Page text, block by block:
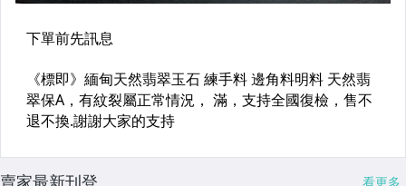
賣家最新刊登 看更多